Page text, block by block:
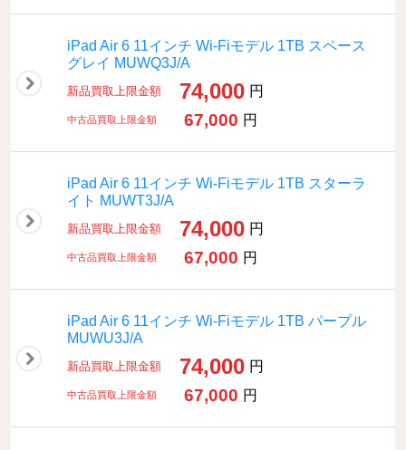
iPad Air 6 11インチ Wi-Fiモデル 1TB スペース
グレイ MUWQ3J/A
新品買取上限金額 74,000 円
中古品買取上限金額 67,000 円
iPad Air 6 11インチ Wi-Fiモデル 1TB スターラ
イト MUWT3J/A
新品買取上限金額 74,000 円
中古品買取上限金額 67,000 円
iPad Air 6 11インチ Wi-Fiモデル 1TB パープル
MUWU3J/A
新品買取上限金額 74,000 円
中古品買取上限金額 67,000 円